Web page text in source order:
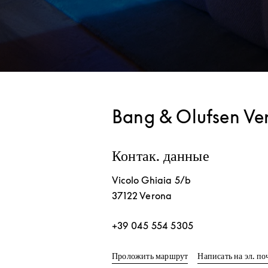
Bang & Olufsen
Контак. данные
Vicolo Ghiaia 5/b
37122 Verona
+39 045 554 5305
Проложить маршрутLink Opens in New
Написать на эл.